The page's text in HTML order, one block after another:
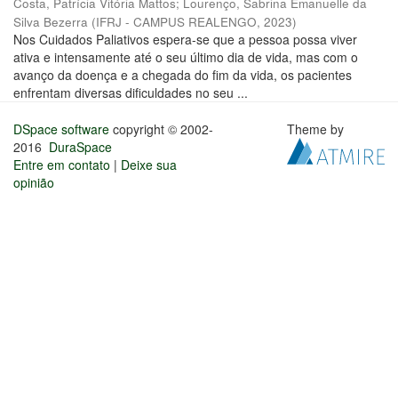
Silva Bezerra (IFRJ - CAMPUS REALENGO, 2023)
Nos Cuidados Paliativos espera-se que a pessoa possa viver
ativa e intensamente até o seu último dia de vida, mas com o
avanço da doença e a chegada do fim da vida, os pacientes
enfrentam diversas dificuldades no seu ...
DSpace software copyright © 2002-
2016 DuraSpace
Entre em contato | Deixe sua
opinião
Theme by